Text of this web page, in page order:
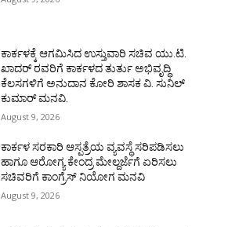
ಕಾರ್ಕಳಕ್ಕೆ ಆಗಮಿಸಿದ ಉಸ್ತುವಾರಿ ಸಚಿವ ಯು.ಟಿ.
ಖಾದರ್‌ ರವರಿಗೆ ಕಾರ್ಕಳದ ತುರ್ತು ಅಭಿವೃದ್ಧಿ
ಕೆಲಸಗಳಿಗೆ ಅನುದಾನ ಕೋರಿ ಶಾಸಕ ವಿ. ಸುನಿಲ್‌
ಕುಮಾರ್‌ ಮನವಿ.
August 9, 2026
ಕಾರ್ಕಳ ಸರಕಾರಿ ಆಸ್ಪತ್ರೆಯ ವ್ಯವಸ್ಥೆ ಸರಿಪಡಿಸಲು
ಹಾಗೂ ಆರೋಗ್ಯ ಕೇಂದ್ರ ಮೇಲ್ದರ್ಜೆಗೆ ಏರಿಸಲು
ಸಚಿವರಿಗೆ ಕಾಂಗ್ರೆಸ್ ನಿಯೋಗ ಮನವಿ
August 9, 2026